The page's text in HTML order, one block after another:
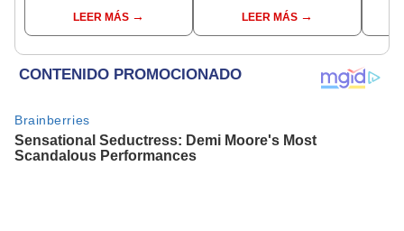
LEER MÁS
comunesLEER MÁS